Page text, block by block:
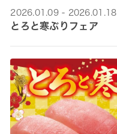
2026.01.09 - 2026.01.18
とろと寒ぶりフェア